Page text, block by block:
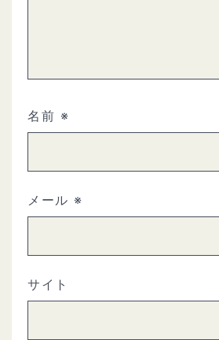
名前 ※
メール ※
サイト